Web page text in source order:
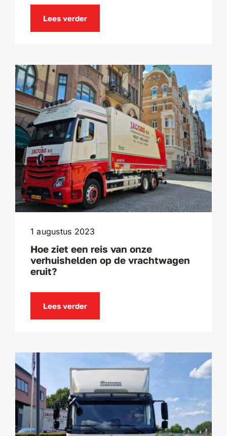
Lees verder
1 augustus 2023
Hoe ziet een reis van onze
verhuishelden op de vrachtwagen
eruit?
Lees verder